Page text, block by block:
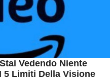
Vedendo Niente
5 Limiti Della Visione